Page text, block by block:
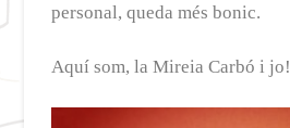
personal, queda més bonic.
Aquí som, la Mireia Carbó i jo!